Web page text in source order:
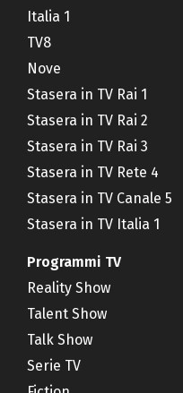
Italia 1
TV8
Nove
Stasera in TV Rai 1
Stasera in TV Rai 2
Stasera in TV Rai 3
Stasera in TV Rete 4
Stasera in TV Canale 5
Stasera in TV Italia 1
Programmi TV
Reality Show
Talent Show
Talk Show
Serie TV